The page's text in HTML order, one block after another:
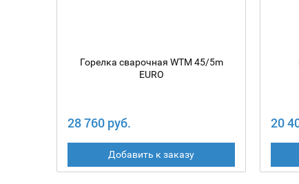
Горелка сварочная WTM 45/5m
EURO
28 760 руб.
Добавить к заказу
20